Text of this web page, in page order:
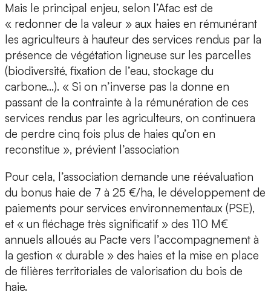
Mais le principal enjeu, selon l’Afac est de
« redonner de la valeur » aux haies en rémunérant
les agriculteurs à hauteur des services rendus par la
présence de végétation ligneuse sur les parcelles
(biodiversité, fixation de l’eau, stockage du
carbone…). « Si on n’inverse pas la donne en
passant de la contrainte à la rémunération de ces
services rendus par les agriculteurs, on continuera
de perdre cinq fois plus de haies qu’on en
reconstitue », prévient l’association
Pour cela, l’association demande une réévaluation
du bonus haie de 7 à 25 €/ha, le développement de
paiements pour services environnementaux (PSE),
et « un fléchage très significatif » des 110 M€
annuels alloués au Pacte vers l’accompagnement à
la gestion « durable » des haies et la mise en place
de filières territoriales de valorisation du bois de
haie.